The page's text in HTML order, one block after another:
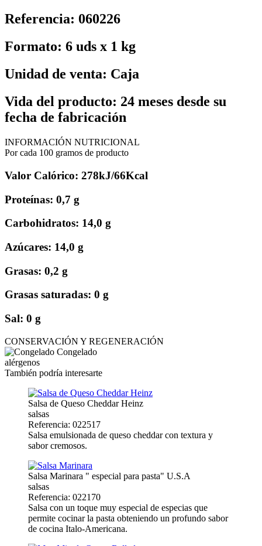
Referencia: 060226
Formato: 6 uds x 1 kg
Unidad de venta: Caja
Vida del producto: 24 meses desde su
fecha de fabricación
INFORMACIÓN NUTRICIONAL
Por cada 100 gramos de producto
Valor Calórico: 278kJ/66Kcal
Proteínas: 0,7 g
Carbohidratos: 14,0 g
Azúcares: 14,0 g
Grasas: 0,2 g
Grasas saturadas: 0 g
Sal: 0 g
CONSERVACIÓN Y REGENERACIÓN
Congelado
alérgenos
También podría interesarte
Salsa de Queso Cheddar Heinz
salsas
Referencia: 022517
Salsa emulsionada de queso cheddar con textura y
sabor cremosos.
Salsa Marinara " especial para pasta" U.S.A
salsas
Referencia: 022170
Salsa con un toque muy especial de especias que
permite cocinar la pasta obteniendo un profundo sabor
de cocina Italo-Americana.